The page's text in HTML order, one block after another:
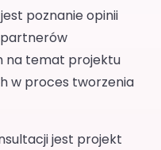
poznanie opinii
na temat projektu
w proces tworzenia
jest projekt